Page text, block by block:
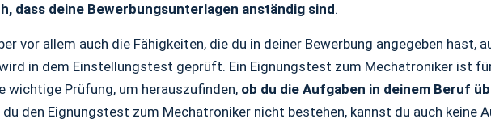
dass deine Bewerbungsunterlagen anständig sind.
vor allem auch die Fähigkeiten, die du in deiner Bewerbung angegeben hast,
in dem Einstellungstest geprüft. Ein Eignungstest zum Mechatroniker ist
wichtige Prüfung, um herauszufinden, ob du die Aufgaben in deinem Beruf
den Eignungstest zum Mechatroniker nicht bestehen, kannst du auch keine